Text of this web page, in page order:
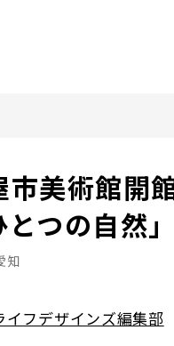
市美術館開
とつの自然
知
イフデザインズ編集部